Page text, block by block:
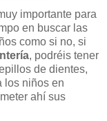
importante para
en buscar las
como si no, si
, podréis tener
de dientes,
los niños en
ahí sus